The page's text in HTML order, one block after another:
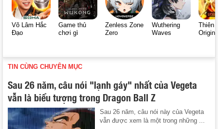
Võ Lâm Hắc
Đạo
Game thủ
chơi gì
Zenless Zone
Zero
Wuthering
Waves
Thiên
Origin
TIN CÙNG CHUYÊN MỤC
Sau 26 năm, câu nói "lạnh gáy" nhất của Vegeta
vẫn là biểu tượng trong Dragon Ball Z
Sau 26 năm, câu nói này của Vegeta
vẫn được xem là một trong những ...